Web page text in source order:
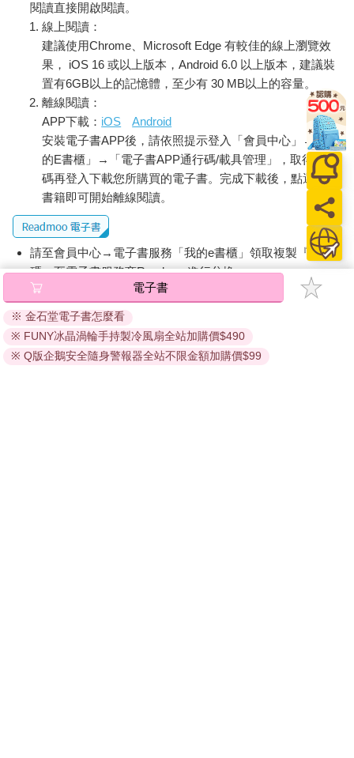
端傳媒國際記者周澄報導：theinitium.com/article/20170309-
international-HaloHaloManila-JimmehAitch/
閱讀直接開啟閱讀。
線上閱讀：
建議使用Chrome、Microsoft Edge 有較佳的線上瀏覽效
果， iOS 16 或以上版本，Android 6.0 以上版本，建議裝
置有6GB以上的記憶體，至少有 30 MB以上的容量。
離線閱讀：
APP下載： iOS
Android
安裝電子書APP後，請依照提示登入「會員中心」→「我
的E書櫃」→「電子書APP通行碼/載具管理」，取得通行
碼再登入下載您所購買的電子書。完成下載後，點選任一
書籍即可開始離線閱讀。
請至會員中心→電子書服務「我的e書櫃」領取複製『兌換
碼』至電子書服務商Readmoo進行兌換。
退換貨須知：
因版權保護，您在金石堂所購買的電子書僅能以金石堂專屬
的閱讀軟體開啟閱讀，無法以其他閱讀器或直接下載檔案。
依據「消費者保護法」第19條及行政院消費者保護處公告之
電子書
※ 金石堂電子書怎麼看
※ FUNY冰晶渦輪手持製冷風扇全站加購價$490
※ Q版企鵝安全隨身警報器全站不限金額加購價$99